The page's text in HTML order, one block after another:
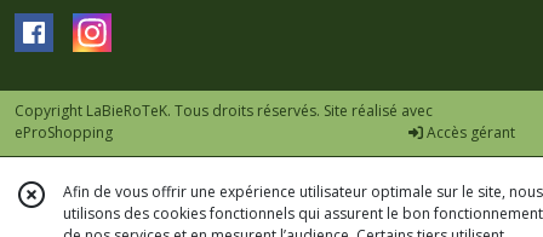
Copyright LaBieRoTeK. Tous droits réservés. Site réalisé avec
eProShopping
Accès gérant
Afin de vous offrir une expérience utilisateur optimale sur le site, nous
utilisons des cookies fonctionnels qui assurent le bon fonctionnement